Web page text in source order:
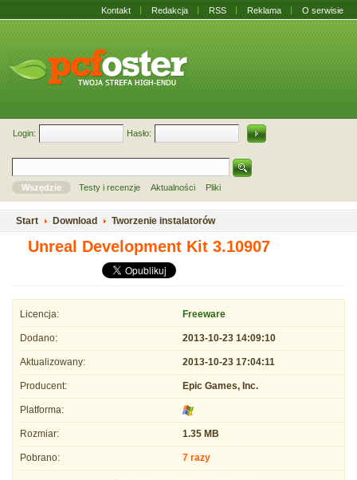
Kontakt Redakcja RSS Reklama O serwisie
Login: Hasło:
Wszędzie Testy i recenzje Aktualności Pliki
Start Download Tworzenie instalatorów
Unreal Development Kit 3.10907
Licencja: Freeware
Dodano: 2013-10-23 14:09:10
Aktualizowany: 2013-10-23 17:04:11
Producent: Epic Games, Inc.
Platforma:
Rozmiar: 1.35 MB
Pobrano: 7 razy